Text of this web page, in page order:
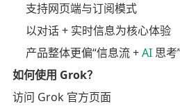
支持网页端与订阅模式
以对话 + 实时信息为核心体验
产品整体更偏“信息流 +AI 思考
如何使用 Grok？
访问 Grok 官方页面